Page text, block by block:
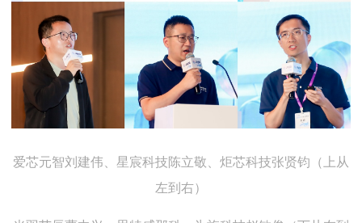
爱芯元智刘建伟、星宸科技陈立敬、炬芯科技张贤钧（上从
左到右）